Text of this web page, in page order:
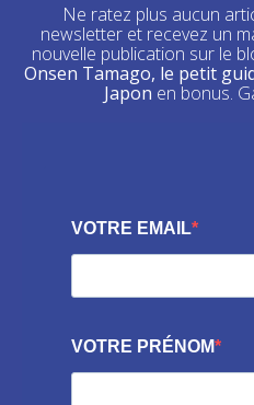
Ne ratez plus aucun
newsletter et recevez un
nouvelle publication sur le
Onsen Tamago, le petit
Japon en bonus.